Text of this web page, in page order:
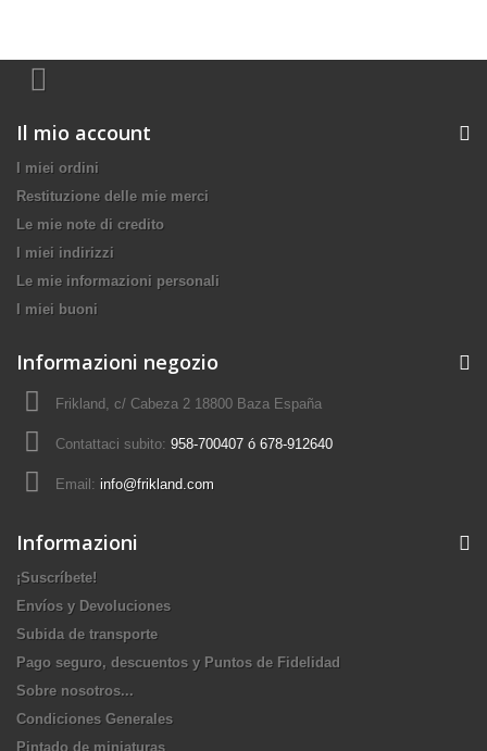
Il mio account
I miei ordini
Restituzione delle mie merci
Le mie note di credito
I miei indirizzi
Le mie informazioni personali
I miei buoni
Informazioni negozio
Frikland, c/ Cabeza 2 18800 Baza España
Contattaci subito: 958-700407 ó 678-912640
Email: info@frikland.com
Informazioni
¡Suscríbete!
Envíos y Devoluciones
Subida de transporte
Pago seguro, descuentos y Puntos de Fidelidad
Sobre nosotros...
Condiciones Generales
Pintado de miniaturas